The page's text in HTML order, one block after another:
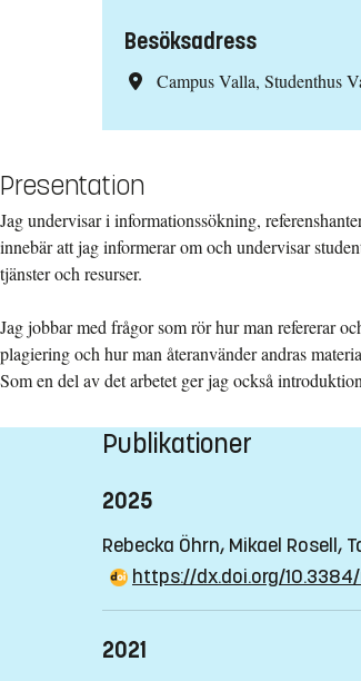
Besöksadress
Campus Valla, Studenthus
Presentation
Jag undervisar i informationssökning,
innebär att jag informerar om och undervisar
tjänster och resurser.
Jag jobbar med frågor som rör hur man refererar
plagiering och hur man återanvänder andras
Som en del av det arbetet ger jag också
Publikationer
2025
Rebecka Öhrn, Mikael Rosell,
https://dx.doi.org/
2021